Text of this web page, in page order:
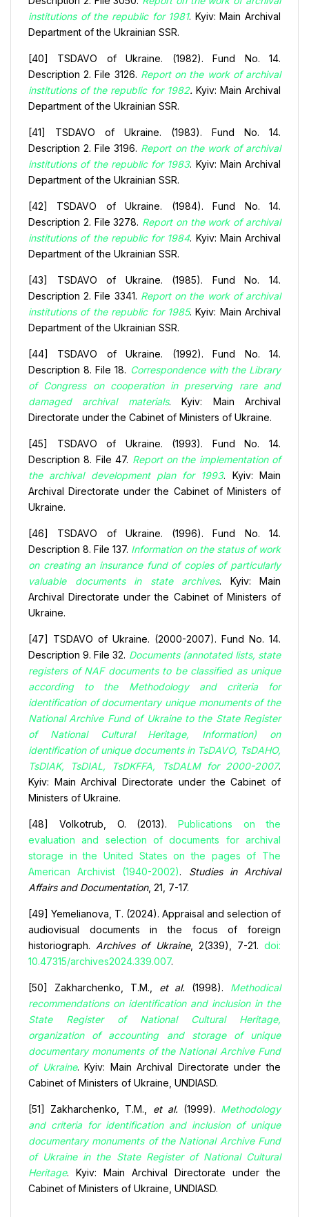
institutions of the republic for 1981. Kyiv: Main Archival
Department of the Ukrainian SSR.
[40] TSDAVO of Ukraine. (1982). Fund No. 14.
Description 2. File 3126. Report on the work of archival
institutions of the republic for 1982. Kyiv: Main Archival
Department of the Ukrainian SSR.
[41] TSDAVO of Ukraine. (1983). Fund No. 14.
Description 2. File 3196. Report on the work of archival
institutions of the republic for 1983. Kyiv: Main Archival
Department of the Ukrainian SSR.
[42] TSDAVO of Ukraine. (1984). Fund No. 14.
Description 2. File 3278. Report on the work of archival
institutions of the republic for 1984. Kyiv: Main Archival
Department of the Ukrainian SSR.
[43] TSDAVO of Ukraine. (1985). Fund No. 14.
Description 2. File 3341. Report on the work of archival
institutions of the republic for 1985. Kyiv: Main Archival
Department of the Ukrainian SSR.
[44] TSDAVO of Ukraine. (1992). Fund No. 14.
Description 8. File 18. Correspondence with the Library
of Congress on cooperation in preserving rare and
damaged archival materials. Kyiv: Main Archival
Directorate under the Cabinet of Ministers of Ukraine.
[45] TSDAVO of Ukraine. (1993). Fund No. 14.
Description 8. File 47. Report on the implementation of
the archival development plan for 1993. Kyiv: Main
Archival Directorate under the Cabinet of Ministers of
Ukraine.
[46] TSDAVO of Ukraine. (1996). Fund No. 14.
Description 8. File 137. Information on the status of work
on creating an insurance fund of copies of particularly
valuable documents in state archives. Kyiv: Main
Archival Directorate under the Cabinet of Ministers of
Ukraine.
[47] TSDAVO of Ukraine. (2000-2007). Fund No. 14.
Description 9. File 32. Documents (annotated lists, state
registers of NAF documents to be classified as unique
according to the Methodology and criteria for
identification of documentary unique monuments of the
National Archive Fund of Ukraine to the State Register
of National Cultural Heritage, Information) on
identification of unique documents in TsDAVO, TsDAHO,
TsDIAK, TsDIAL, TsDKFFA, TsDALM for 2000-2007.
Kyiv: Main Archival Directorate under the Cabinet of
Ministers of Ukraine.
[48] Volkotrub, O. (2013).Publications on the
evaluation and selection of documents for archival
storage in the United States on the pages of The
American Archivist (1940-2002). Studies in Archival
Affairs and Documentation, 21, 7-17.
[49] Yemelianova, T. (2024). Appraisal and selection of
audiovisual documents in the focus of foreign
historiograph. Archives of Ukraine, 2(339), 7-21.doi:
10.47315/archives2024.339.007.
[50] Zakharchenko, T.M., et al. (1998). Methodical
recommendations on identification and inclusion in the
State Register of National Cultural Heritage,
organization of accounting and storage of unique
documentary monuments of the National Archive Fund
of Ukraine. Kyiv: Main Archival Directorate under the
Cabinet of Ministers of Ukraine, UNDIASD.
[51] Zakharchenko, T.M., et al. (1999). Methodology
and criteria for identification and inclusion of unique
documentary monuments of the National Archive Fund
of Ukraine in the State Register of National Cultural
Heritage. Kyiv: Main Archival Directorate under the
Cabinet of Ministers of Ukraine, UNDIASD.